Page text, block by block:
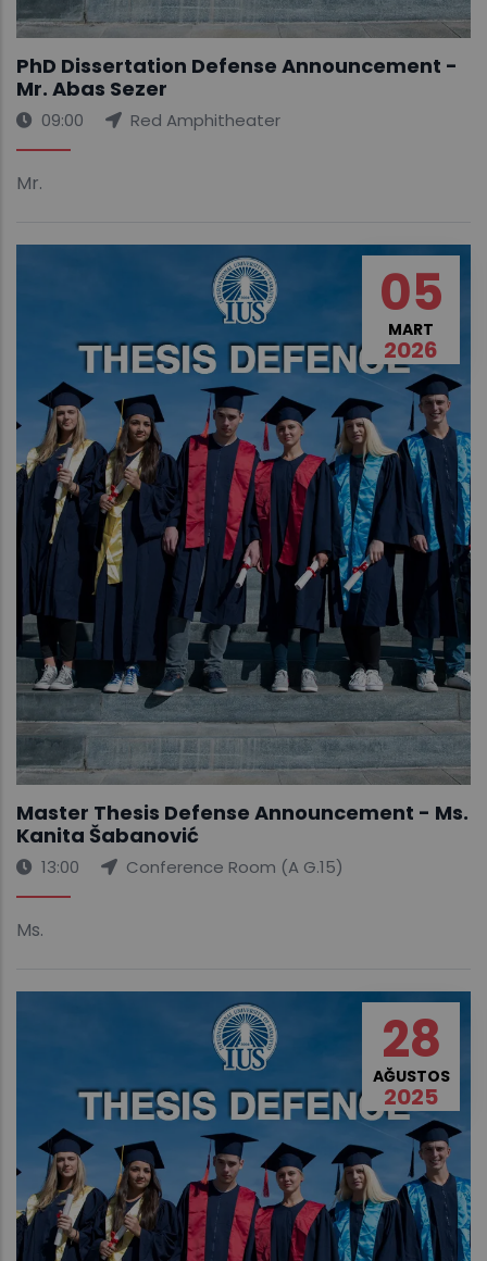
PhD Dissertation Defense Announcement -
Mr. Abas Sezer
09:00 Red Amphitheater
Mr.
05
MART
2026
Master Thesis Defense Announcement - Ms.
Kanita Šabanović
13:00 Conference Room (A G.15)
Ms.
28
AĞUSTOS
2025